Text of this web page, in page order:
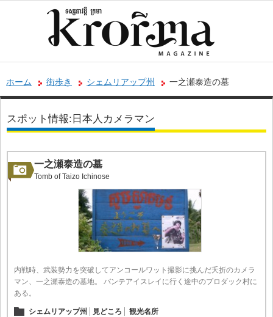
ホーム 街歩き シェムリアップ州 一之瀬泰造の墓
スポット情報:日本人カメラマン
一之瀬泰造の墓
Tomb of Taizo Ichinose
内戦時、武装勢力を突破してアンコールワット撮影に挑んだ夭折のカメラ
マン、一之瀬泰造の墓地。 バンテアイスレイに行く途中のプロダック村に
ある。
シェムリアップ州 見どころ 観光名所